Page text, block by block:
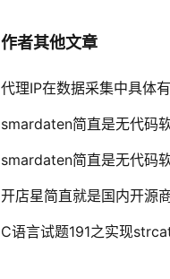
作者其他文章
代理IP在数据采集中具体
smardaten简直是无代码
smardaten简直是无代码
开店星简直就是国内开源
C语言试题191之实现